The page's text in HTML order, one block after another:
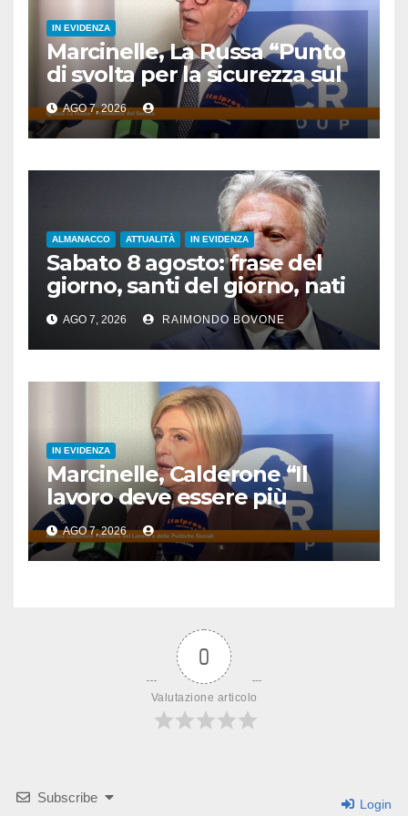
IN EVIDENZA
Marcinelle, La Russa “Punto
di svolta per la sicurezza sul
lavoro”
AGO 7, 2026
ALMANACCO ATTUALITÀ IN EVIDENZA
Sabato 8 agosto: frase del
giorno, santi del giorno, nati
famosi, accadde oggi
AGO 7, 2026 RAIMONDO BOVONE
IN EVIDENZA
Marcinelle, Calderone “Il
lavoro deve essere più
sicuro”
AGO 7, 2026
0
Valutazione articolo
Subscribe Login